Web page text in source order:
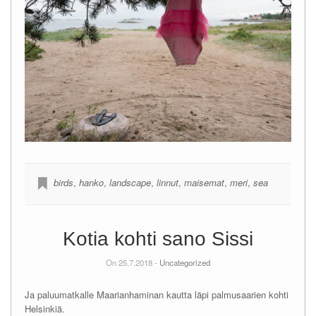
birds, hanko, landscape, linnut, maisemat, meri, sea
Kotia kohti sano Sissi
On 25.7.2018 - Uncategorized
Ja paluumatkalle Maarianhaminan kautta läpi palmusaarien kohti
Helsinkiä.